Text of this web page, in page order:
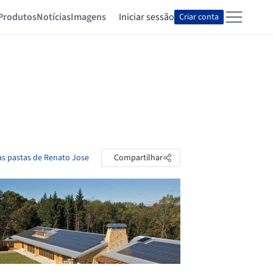
NotíciasImagens Iniciar sessão Criar conta
pastas de Renato Jose Compartilhar